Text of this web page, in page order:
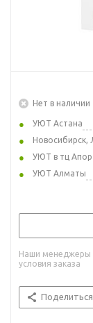
Нет в наличии
УЮТ Астана
Новосибирск,
УЮТ в тц
УЮТ Алматы
Наши менеджеры
условия заказа
Поделиться